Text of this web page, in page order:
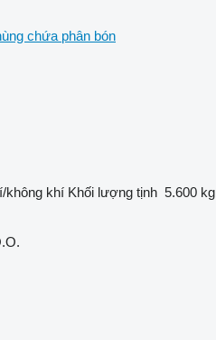
chứa phân bón
không khí Khối lượng tịnh 5.600 kg